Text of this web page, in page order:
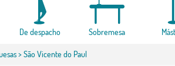
De despacho Sobremesa
> São Vicente do Paul